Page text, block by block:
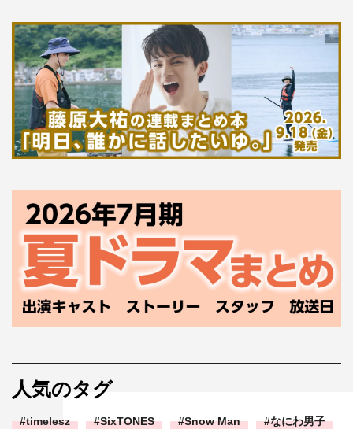
人気のタグ
timelesz SixTONES Snow Man なにわ男子